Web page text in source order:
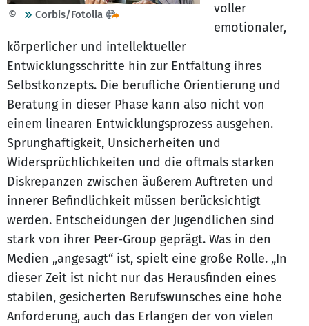
© Corbis/Fotolia
voller
emotionaler,
körperlicher und intellektueller
Entwicklungsschritte hin zur Entfaltung ihres
Selbstkonzepts. Die berufliche Orientierung und
Beratung in dieser Phase kann also nicht von
einem linearen Entwicklungsprozess ausgehen.
Sprunghaftigkeit, Unsicherheiten und
Widersprüchlichkeiten und die oftmals starken
Diskrepanzen zwischen äußerem Auftreten und
innerer Befindlichkeit müssen berücksichtigt
werden. Entscheidungen der Jugendlichen sind
stark von ihrer Peer-Group geprägt. Was in den
Medien „angesagt“ ist, spielt eine große Rolle. „In
dieser Zeit ist nicht nur das Herausfinden eines
stabilen, gesicherten Berufswunsches eine hohe
Anforderung, auch das Erlangen der von vielen